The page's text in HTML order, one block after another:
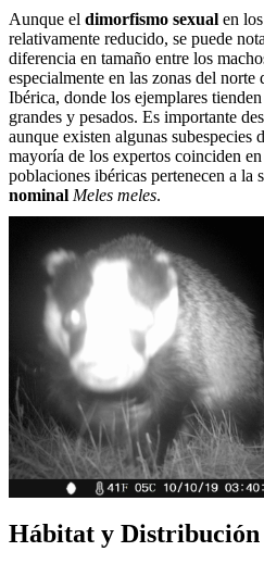
Aunque el dimorfismo sexual en
relativamente reducido, se puede
diferencia en tamaño entre los
especialmente en las zonas del norte
Ibérica, donde los ejemplares tienden
grandes y pesados. Es importante
aunque existen algunas subespecies
mayoría de los expertos coinciden
poblaciones ibéricas pertenecen a la
nominal Meles meles.
Hábitat y Distribución